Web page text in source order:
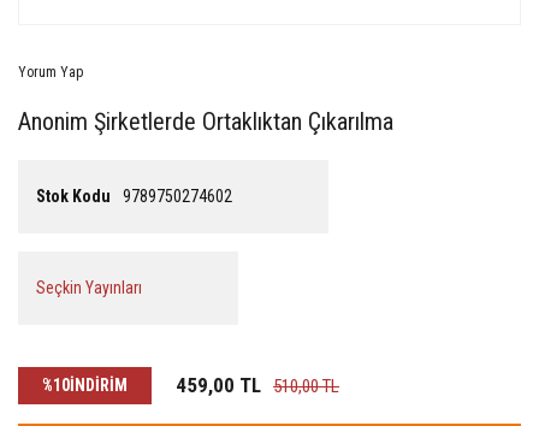
Yorum Yap
Anonim Şirketlerde Ortaklıktan Çıkarılma
Stok Kodu 9789750274602
Seçkin Yayınları
%10İNDİRİM 459,00 TL 510,00 TL